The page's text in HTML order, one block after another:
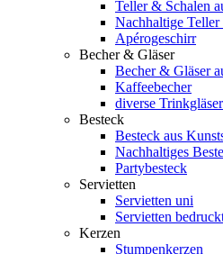
Teller & Schalen
Nachhaltige Teller
Apérogeschirr
Becher & Gläser
Becher & Gläser
Kaffeebecher
diverse Trinkgläser
Besteck
Besteck aus
Nachhaltiges
Partybesteck
Servietten
Servietten uni
Servietten
Kerzen
Stumpenkerzen